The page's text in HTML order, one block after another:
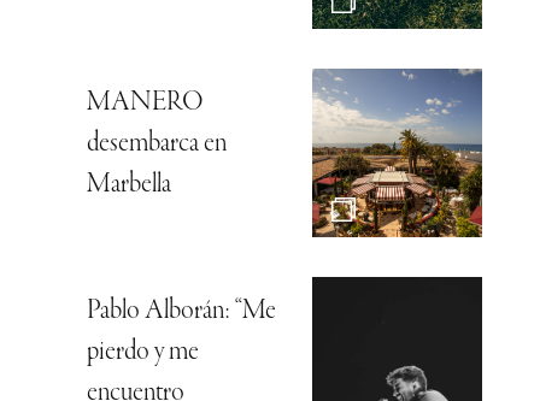
MANERO
desembarca en
Marbella
Pablo Alborán: “Me
pierdo y me
encuentro